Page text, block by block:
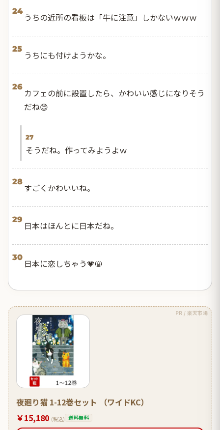
24
うちの近所の看板は「牛に注意」しかないｗｗｗ
25
うちにも付けようかな。
26
カフェの前に設置したら、かわいい感じになりそう
だね😊
27
そうだね。作ってみようよｗ
28
すごくかわいいね。
29
日本はほんとに日本だね。
30
日本に恋しちゃう💗😺
PR / 楽天市場
夜廻り猫 1-12巻セット （ワイドKC）
￥15,180 (税込) 送料無料